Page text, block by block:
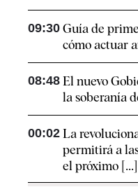
09:30 Guía de
cómo actuar
08:48 El nuevo
la soberanía
00:02 La
permitirá a
el próximo [...]